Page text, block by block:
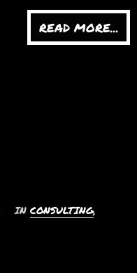
READ MORE...
IN CONSULTING,